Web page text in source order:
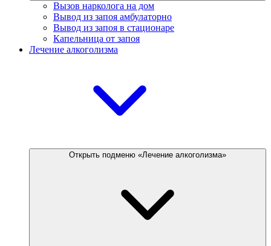
Вызов нарколога на дом
Вывод из запоя амбулаторно
Вывод из запоя в стационаре
Капельница от запоя
Лечение алкоголизма
Открыть подменю «Лечение алкоголизма»